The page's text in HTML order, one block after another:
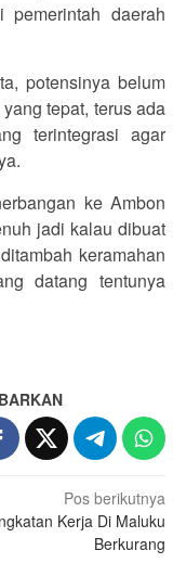
daerah
potensinya belum
tepat, terus ada
terintegrasi agar
ke Ambon
jadi kalau dibuat
keramahan
datang tentunya
Pos berikutnya
Kerja Di Maluku
Berkurang